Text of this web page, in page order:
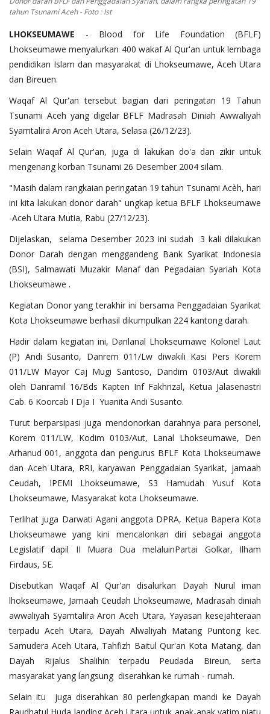
Login
Daftar
tahun Tsunami Aceh - Foto : Ist
LHOKSEUMAWE - Blood for Life Foundation (BFLF)
Lhokseumawe menyalurkan 400 wakaf Al Qur'an untuk lembaga
pendidikan Islam dan masyarakat di Lhokseumawe, Aceh Utara
dan Bireuen.
Waqaf Al Qur'an tersebut bagian dari peringatan 19 Tahun
Tsunami Aceh yang digelar BFLF Madrasah Diniah Awwaliyah
Syamtalira Aron Aceh Utara, Selasa (26/12/23).
Selain Waqaf Al Qur'an, juga di lakukan do'a dan zikir untuk
mengenang korban Tsunami 26 Desember 2004 silam.
"Masih dalam rangkaian peringatan 19 tahun Tsunami Acèh, hari
ini kita lakukan donor darah" ungkap ketua BFLF Lhokseumawe
-Aceh Utara Mutia, Rabu (27/12/23).
Dijelaskan, selama Desember 2023 ini sudah 3 kali dilakukan
Donor Darah dengan menggandeng Bank Syarikat Indonesia
(BSI), Salmawati Muzakir Manaf dan Pegadaian Syariah Kota
Lhokseumawe .
Kegiatan Donor yang terakhir ini bersama Penggadaian Syarikat
Kota Lhokseumawe berhasil dikumpulkan 224 kantong darah.
Hadir dalam kegiatan ini, Danlanal Lhokseumawe Kolonel Laut
(P) Andi Susanto, Danrem 011/Lw diwakili Kasi Pers Korem
011/LW Mayor Caj Mugi Santoso, Dandim 0103/Aut diwakili
oleh Danramil 16/Bds Kapten Inf Fakhrizal, Ketua Jalasenastri
Cab. 6 Koorcab I Dja I Yuanita Andi Susanto.
Turut berparsipasi juga mendonorkan darahnya para personel,
Korem 011/LW, Kodim 0103/Aut, Lanal Lhokseumawe, Den
Arhanud 001, anggota dan pengurus BFLF Kota Lhokseumawe
dan Aceh Utara, RRI, karyawan Penggadaian Syarikat, jamaah
Ceudah, IPEMI Lhokseumawe, S3 Hamudah Yusuf Kota
Lhokseumawe, Masyarakat kota Lhokseumawe.
Terlihat juga Darwati Agani anggota DPRA, Ketua Bapera Kota
Lhokseumawe yang kini mencalonkan diri sebagai anggota
Legislatif dapil II Muara Dua melaluinPartai Golkar, Ilham
Firdaus, SE.
Disebutkan Waqaf Al Qur'an disalurkan Dayah Nurul iman
lhokseumawe, Jamaah Ceudah Lhokseumawe, Madrasah diniah
awwaliyah Syamtalira Aron Aceh Utara, Yayasan kesejahteraan
terpadu Aceh Utara, Dayah Alwaliyah Matang Puntong kec.
Samudera Aceh Utara, Tahfizh Baitul Qur'an Kota Matang, dan
Dayah Rijalus Shalihin terpadu Peudada Bireun, serta
masyarakat yang langsung diserahkan ke rumah - rumah.
Selain itu juga diserahkan 80 perlengkapan mandi ke Dayah